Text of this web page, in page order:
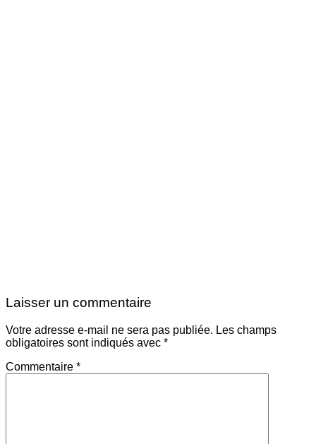
Laisser un commentaire
Votre adresse e-mail ne sera pas publiée. Les champs
obligatoires sont indiqués avec *
Commentaire *